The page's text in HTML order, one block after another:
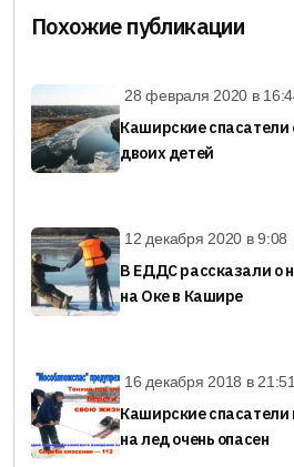
Похожие публикации
28 февраля 2020 в
Каширские спасатели
двоих детей
12 декабря 2020 в9:08
В ЕДДС рассказали о
на Оке в Кашире
16 декабря 2018 в 21:51
Каширские
на лед очень опасен